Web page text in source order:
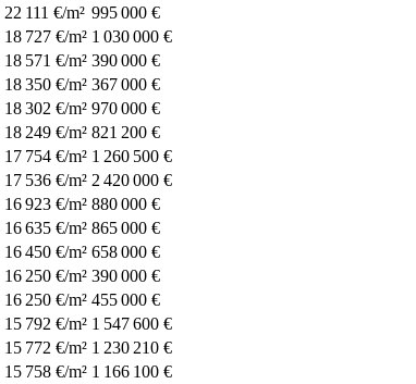
22 111 €/m² 995 000 €
18 727 €/m² 1 030 000 €
18 571 €/m² 390 000 €
18 350 €/m² 367 000 €
18 302 €/m² 970 000 €
18 249 €/m² 821 200 €
17 754 €/m² 1 260 500 €
17 536 €/m² 2 420 000 €
16 923 €/m² 880 000 €
16 635 €/m² 865 000 €
16 450 €/m² 658 000 €
16 250 €/m² 390 000 €
16 250 €/m² 455 000 €
15 792 €/m² 1 547 600 €
15 772 €/m² 1 230 210 €
15 758 €/m² 1 166 100 €